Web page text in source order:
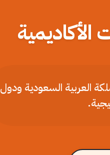
العربية السعودية ودول